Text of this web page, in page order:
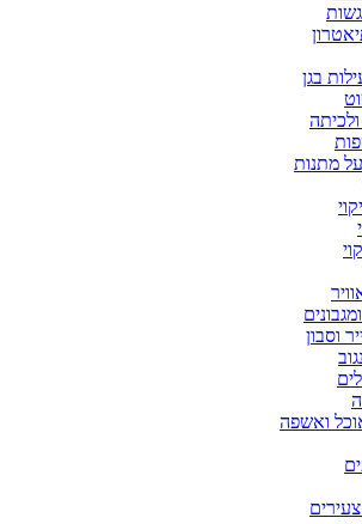
בגן
ולכיתה
מתנות
וסבון
ואשפה